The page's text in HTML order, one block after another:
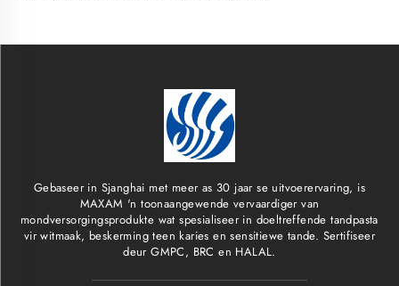
Gebaseer in Sjanghai met meer as 30 jaar se uitvoerervaring, is
MAXAM 'n toonaangewende vervaardiger van
mondversorgingsprodukte wat spesialiseer in doeltreffende tandpasta
vir witmaak, beskerming teen karies en sensitiewe tande. Sertifiseer
deur GMPC, BRC en HALAL.